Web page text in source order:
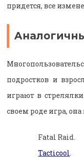
придется, все
подростков и
играют в
своем роде игра,
Fatal Raid.
Tacticool.